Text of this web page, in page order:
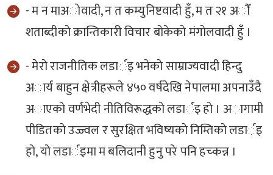
- म न माअाेवादी, न त कम्युनिष्टवादी हुँ, म त २१ अाैँ
शताब्दीकाे क्रान्तिकारी विचार बाेकेकाे मंगाेलवादी हुँ ।
- मेराे राजनीतिक लडार्इ भनेकाे साम्राज्यवादी हिन्दु
अार्य बाहुन क्षेत्रीहरूले ४५० वर्षदेखि नेपालमा अपनाउँदै
अाएकाे वर्णभेदी नीतिविरूद्धकाे लडार्इ हाे । अागामी
पीडितकाे उज्ज्वल र सुरक्षित भविष्यकाे निम्तिकाे लडार्इ
हाे, याे लडार्इमा म बलिदानी हुनु परे पनि हच्कन्न ।